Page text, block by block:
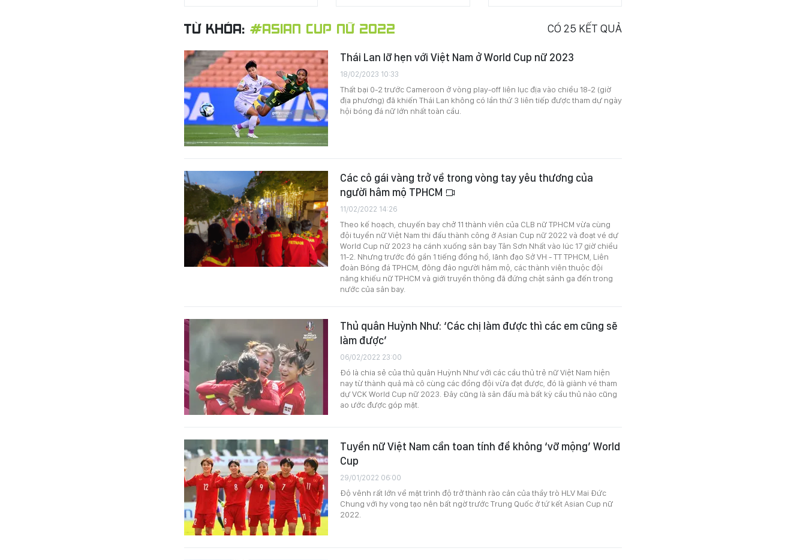
TỪ KHÓA: #ASIAN CUP NỮ 2022 CÓ 25 KẾT QUẢ
Thái Lan lỡ hẹn với Việt Nam ở World Cup nữ 2023
18/02/2023 10:33
Thất bại 0-2 trước Cameroon ở vòng play-off liên lục địa vào chiều 18-2 (giờ
địa phương) đã khiến Thái Lan không có lần thứ 3 liên tiếp được tham dự ngày
hội bóng đá nữ lớn nhất toàn cầu.
Các cô gái vàng trở về trong vòng tay yêu thương của
người hâm mộ TPHCM
11/02/2022 14:26
Theo kế hoạch, chuyến bay chở 11 thành viên của CLB nữ TPHCM vừa cùng
đội tuyển nữ Việt Nam thi đấu thành công ở Asian Cup nữ 2022 và đoạt vé dự
World Cup nữ 2023 hạ cánh xuống sân bay Tân Sơn Nhất vào lúc 17 giờ chiều
11-2. Nhưng trước đó gần 1 tiếng đồng hồ, lãnh đạo Sở VH - TT TPHCM, Liên
đoàn Bóng đá TPHCM, đông đảo người hâm mộ, các thành viên thuộc đội
năng khiếu nữ TPHCM và giới truyền thông đã đứng chật sảnh ga đến trong
nước của sân bay.
Thủ quân Huỳnh Như: ‘Các chị làm được thì các em cũng sẽ
làm được’
06/02/2022 23:00
Đó là chia sẻ của thủ quân Huỳnh Như với các cầu thủ trẻ nữ Việt Nam hiện
nay từ thành quả mà cô cùng các đồng đội vừa đạt được, đó là giành vé tham
dự VCK World Cup nữ 2023. Đây cũng là sân đấu mà bất kỳ cầu thủ nào cũng
ao ước được góp mặt.
Tuyển nữ Việt Nam cần toan tính để không ‘vỡ mộng’ World
Cup
29/01/2022 06:00
Độ vênh rất lớn về mặt trình độ trở thành rào cản của thầy trò HLV Mai Đức
Chung với hy vọng tạo nên bất ngờ trước Trung Quốc ở tứ kết Asian Cup nữ
2022.